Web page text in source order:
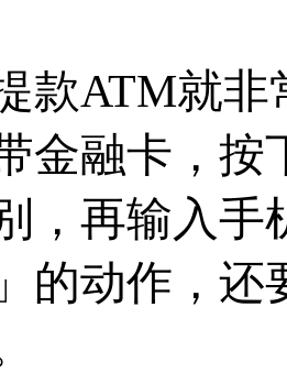
款ATM就
金融卡，按
，再输入手
的动作，还